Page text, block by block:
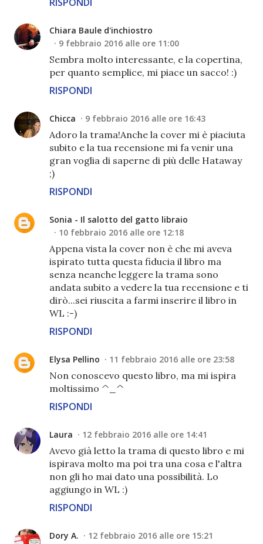
Chiara Baule d'inchiostro
9 febbraio 2016 alle ore 11:00
Sembra molto interessante, e la copertina,
per quanto semplice, mi piace un sacco! :)
RISPONDI
Chicca 9 febbraio 2016 alle ore 16:43
Adoro la trama!Anche la cover mi è piaciuta
subito e la tua recensione mi fa venir una
gran voglia di saperne di più delle Hataway
;)
RISPONDI
Sonia - Il salotto del gatto libraio
10 febbraio 2016 alle ore 12:18
Appena vista la cover non è che mi aveva
ispirato tutta questa fiducia il libro ma
senza neanche leggere la trama sono
andata subito a vedere la tua recensione e ti
dirò...sei riuscita a farmi inserire il libro in
WL :-)
RISPONDI
Elysa Pellino 11 febbraio 2016 alle ore 23:58
Non conoscevo questo libro, ma mi ispira
moltissimo ^_^
RISPONDI
Laura 12 febbraio 2016 alle ore 14:41
Avevo già letto la trama di questo libro e mi
ispirava molto ma poi tra una cosa e l'altra
non gli ho mai dato una possibilità. Lo
aggiungo in WL :)
RISPONDI
Dory A. 12 febbraio 2016 alle ore 15:21